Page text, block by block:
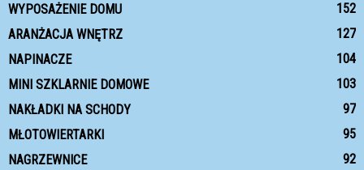
WYPOSAŻENIE DOMU
152
ARANŻACJA WNĘTRZ
127
NAPINACZE
104
MINI SZKLARNIE DOMOWE
103
NAKŁADKI NA SCHODY
97
MŁOTOWIERTARKI
95
NAGRZEWNICE
92